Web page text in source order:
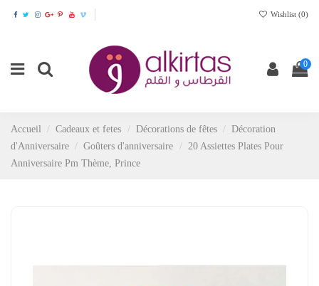
Wishlist (0)
0
Accueil Cadeaux et fetes Décorations de fêtes
Décoration
d'Anniversaire
Goûters d'anniversaire
20 Assiettes Plates Pour
Anniversaire Pm Thème, Prince